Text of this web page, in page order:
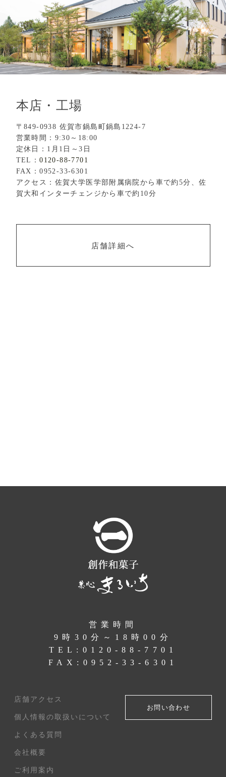
本店・工場
〒849-0938 佐賀市鍋島町鍋島1224-7
営業時間：9:30～18:00
定休日：1月1日～3日
TEL：0120-88-7701
FAX：0952-33-6301
アクセス：佐賀大学医学部附属病院から車で約5分、佐
賀大和インターチェンジから車で約10分
店舗詳細へ
営業時間
9時30分～18時00分
TEL: 0120-88-7701
FAX:0952-33-6301
お問い合わせ
店舗アクセス
個人情報の取扱いについて
よくある質問
会社概要
ご利用案内